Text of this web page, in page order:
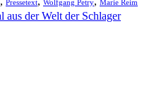
Pressetext Wolfgang Petry Marie Reim